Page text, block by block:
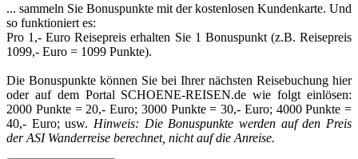
... sammeln Sie Bonuspunkte mit der kostenlosen Kundenkarte. Und
so funktioniert es:
Pro 1,- Euro Reisepreis erhalten Sie 1 Bonuspunkt (z.B. Reisepreis
1099,- Euro = 1099 Punkte).
Die Bonuspunkte können Sie bei Ihrer nächsten Reisebuchung hier
oder auf dem Portal SCHOENE-REISEN.de wie folgt einlösen:
2000 Punkte = 20,- Euro; 3000 Punkte = 30,- Euro; 4000 Punkte =
40,- Euro; usw. Hinweis: Die Bonuspunkte werden auf den Preis
der ASI Wanderreise berechnet, nicht auf die Anreise.